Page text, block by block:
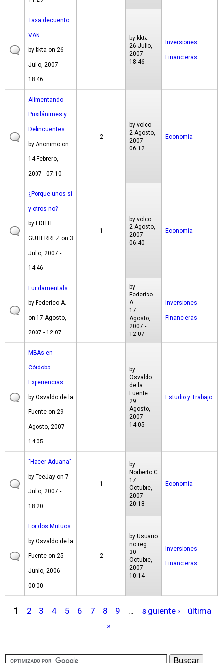
Tasa decuento
VAN
by kkta on 26
Julio, 2007 -
18:46
by kkta
26 Julio,
2007 -
18:46
Inversiones
Financieras
Alimentando
Pusilánimes y
Delincuentes
by Anonimo on
14 Febrero,
2007 - 07:10
2
by volco
2 Agosto,
2007 -
06:12
Economía
¿Porque unos si
y otros no?
by EDITH
GUTIERREZ on 3
Julio, 2007 -
14:46
1
by volco
2 Agosto,
2007 -
06:40
Economía
Fundamentals
by Federico A.
on 17 Agosto,
2007 - 12:07
by
Federico
A.
17
Agosto,
2007 -
12:07
Inversiones
Financieras
MBAs en
Córdoba -
Experiencias
by Osvaldo de la
Fuente on 29
Agosto, 2007 -
14:05
by
Osvaldo
de la
Fuente
29
Agosto,
2007 -
14:05
Estudio y Trabajo
"Hacer Aduana"
by TeeJay on 7
Julio, 2007 -
18:20
1
by
Norberto C
17
Octubre,
2007 -
20:18
Economía
Fondos Mutuos
by Osvaldo de la
Fuente on 25
Junio, 2006 -
00:00
2
by Usuario
no regi...
30
Octubre,
2007 -
10:14
Inversiones
Financieras
g
1 2 3 4 5 6 7 8 9 … siguiente ›
última
»